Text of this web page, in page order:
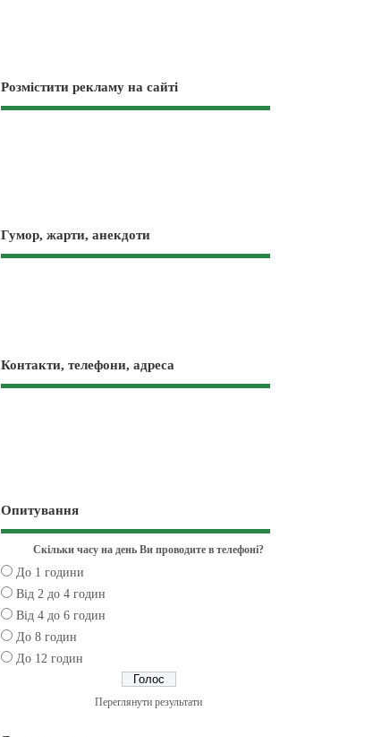
Розмістити рекламу на сайті
Гумор, жарти, анекдоти
Контакти, телефони, адреса
Опитування
Скільки часу на день Ви проводите в телефоні?
До 1 години
Від 2 до 4 годин
Від 4 до 6 годин
До 8 годин
До 12 годин
Переглянути результати